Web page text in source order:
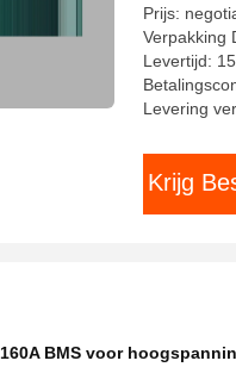
Prijs:
Verpakking
Levertijd:
Levering
Krijg
160A BMS voor